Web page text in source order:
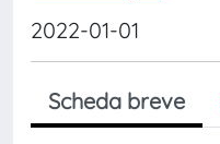
2022-01-01
Scheda breve